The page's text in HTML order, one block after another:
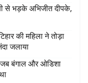
से भड़के अभिजीत दीपके,
की महिला ने तोड़ा
जलाया
जब बंगाल और ओडिशा